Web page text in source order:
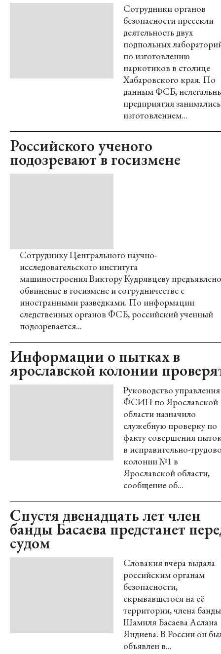
Сотрудники органов
безопасности пресекли
деятельность двух
подпольных
по изготовлению
наркотиков в столице
Хабаровского края. По
данным ФСБ,
предприятия занимались
изготовлением...
Российского ученого
подозревают в госизмене
Сотруднику Центрального научно-
исследовательского института
машиностроения Виктору Кудрявцеву предъявлено
обвинение в госизмене и сотрудничестве с
иностранными разведками. По информации
следственных органов ФСБ, российский ученный
подозревается...
Информации о пытках в
ярославской колонии
Руководство управления
ФСИН по Ярославской
области назначило
служебную проверку по
факту совершения
в исправительно-
колонии №1 в
Ярославской области,
сообщение об...
Спустя двенадцать лет член
банды Басаева предстанет
судом
Словакия вчера выдала
российским органам
безопасности,
скрывавшегося на её
территории, члена банды
Шамиля Басаева Аслана
Яндиева. В России он
объявлен в...